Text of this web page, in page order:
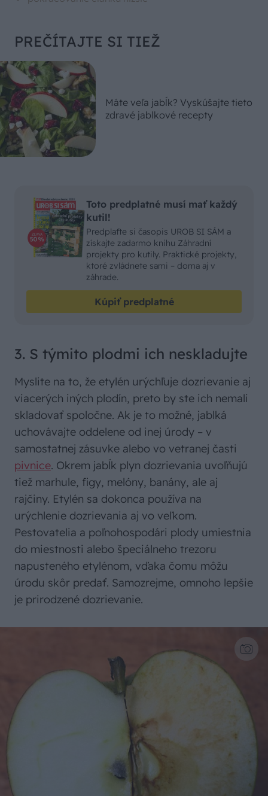
PREČÍTAJTE SI TIEŽ
Máte veľa jabĺk? Vyskúšajte tieto
zdravé jablkové recepty
Toto predplatné musí mať každý
kutil!
Predplaťte si časopis UROB SI SÁM a
získajte zadarmo knihu Záhradní
projekty pro kutily. Praktické projekty,
ktoré zvládnete sami – doma aj v
záhrade.
Kúpiť predplatné
3. S týmito plodmi ich neskladujte
Myslite na to, že etylén urýchľuje dozrievanie aj
viacerých iných plodín, preto by ste ich nemali
skladovať spoločne. Ak je to možné, jablká
uchovávajte oddelene od inej úrody – v
samostatnej zásuvke alebo vo vetranej časti
pivnice. Okrem jabĺk plyn dozrievania uvoľňujú
tiež marhule, figy, melóny, banány, ale aj
rajčiny. Etylén sa dokonca používa na
urýchlenie dozrievania aj vo veľkom.
Pestovatelia a poľnohospodári plody umiestnia
do miestnosti alebo špeciálneho trezoru
napusteného etylénom, vďaka čomu môžu
úrodu skôr predať. Samozrejme, omnoho lepšie
je prirodzené dozrievanie.